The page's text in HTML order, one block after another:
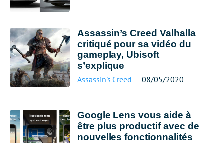
Assassin’s Creed Valhalla
critiqué pour sa vidéo du
gameplay, Ubisoft
s’explique
Assassin's Creed 08/05/2020
Google Lens vous aide à
être plus productif avec de
nouvelles fonctionnalités